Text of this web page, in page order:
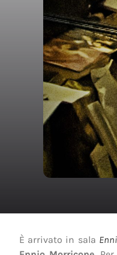
È arrivato in sala